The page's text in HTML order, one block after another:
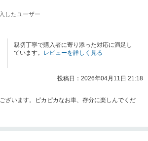
したユーザー
親切丁寧で購入者に寄り添った対応に満足し
ています。 レビューを詳しく見る
投稿日：2026年04月11日 21:18
ざいます。ピカピカなお車、存分に楽しんでくだ